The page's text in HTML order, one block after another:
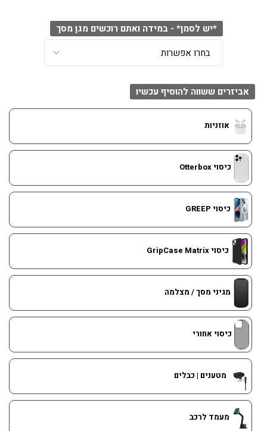
*יש לסמן* - במידה ואתם רוכשים מגן מסך
אביזרים ששווה להוסיף עכשיו
אוזניות
כיסוי Otterbox
כיסוי GREEP
כיסוי GripCase Matrix
מגיני מסך / מצלמה
כיסוי אחורי
מטענים | כבלים
מעמד לרכב